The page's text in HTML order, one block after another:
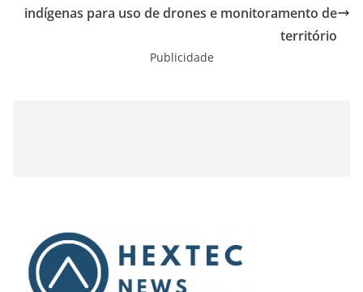
indígenas para uso de drones e monitoramento de
território
Publicidade